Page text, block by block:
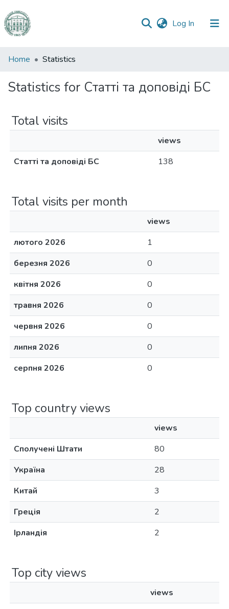
Log In (current)
Communities
Collections
Home Statistics
Statistics for Статті та доповіді БС
Total visits
views
Статті та доповіді БС
138
Total visits per month
views
лютого 2026
1
березня 2026
0
квітня 2026
0
травня 2026
0
червня 2026
0
липня 2026
0
серпня 2026
0
Top country views
views
Сполучені Штати
80
Україна
28
Китай
3
Греція
2
Ірландія
2
Top city views
views